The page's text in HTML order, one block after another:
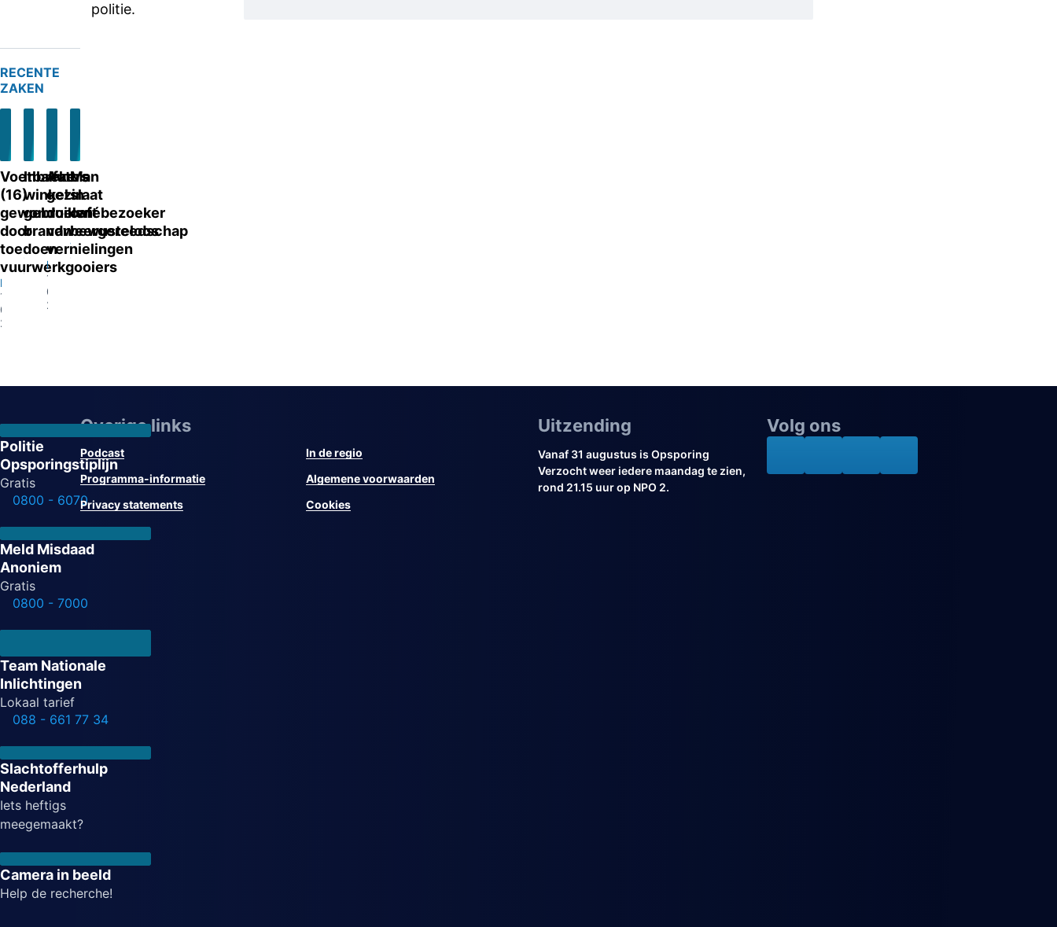
politie.
RECENTE
ZAKEN
Voetbalfan
(16)
gewond
door
toedoen
vuurwerkgooiers
Eindhoven
13-
07-
2026
Inbrekers
winkel
gebruiken
brandweergereedschap
Arnhem
07-
2026
Auto’s
gezin
doelwit
van
vernielingen
Eygelshoven
13-
07-
2026
Man
slaat
cafébezoeker
bewusteloos
Tilburg
07-
Politie
Opsporingstiplijn
Gratis
0800 - 6070
Meld Misdaad
Anoniem
Gratis
0800 - 7000
Team Nationale
Inlichtingen
Lokaal tarief
088 - 661 77 34
Slachtofferhulp
Nederland
Iets heftigs
meegemaakt?
Camera in beeld
Help de recherche!
Overige links
Podcast
In de regio
Programma-informatie
Algemene voorwaarden
Privacy statements
Cookies
Uitzending
Vanaf 31 augustus is Opsporing
Verzocht weer iedere maandag te zien,
rond 21.15 uur op NPO 2.
Volg ons